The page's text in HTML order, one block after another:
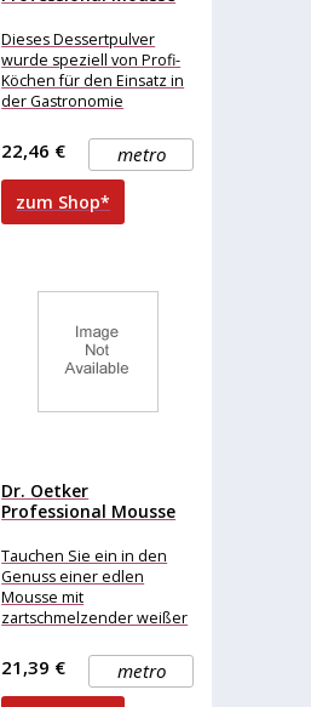
Dieses Dessertpulver
wurde speziell von Profi-
Köchen für den Einsatz in
der Gastronomie
können Sie eine köstliche
Mousse
metro
22,46 €
zum Shop*
Dr. Oetker
Professional Mousse
Tauchen Sie ein in den
Genuss einer edlen
Mousse mit
zartschmelzender weißer
verlockende Variante
bietet
Schokoladenliebhabern
metro
21,39 €